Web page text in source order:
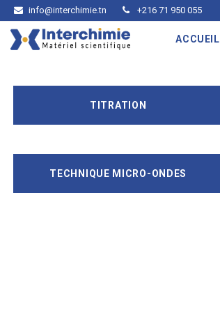
info@interchimie.tn +216 71 950 055
ACCUEIL
TITRATION
TECHNIQUE MICRO-ONDES